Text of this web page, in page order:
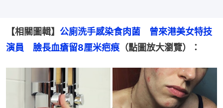
【相關圖輯】 公廁洗手感染食肉菌　曾來港美女特技
演員　臉長血瘡留8厘米疤痕 （點圖放大瀏覽）：